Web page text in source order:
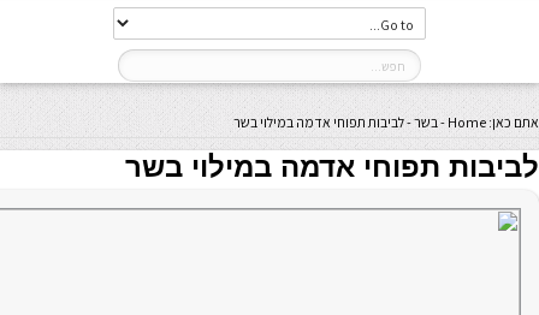
אתם כאן: Home
-בשר-לביבות תפוחי אדמה במילוי בשר
לביבות תפוחי אדמה במילוי בשר